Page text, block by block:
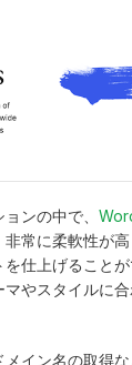
ンの中で、
常に柔軟性が
仕上げること
やスタイルに
イン名の取得